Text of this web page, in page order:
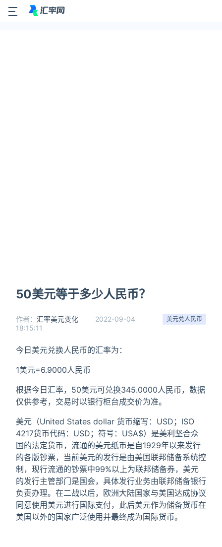
50美元等于多少人民币？
美元兑人民币
作者： 汇率美元变化
2022-09-04
18:15:11
今日美元兑换人民币的汇率为：
1美元=6.9000人民币
根据今日汇率，50美元可兑换345.0000人民币，数据
仅供参考，交易时以银行柜台成交价为准。
美元（United States dollar 货币缩写：USD；ISO
4217货币代码：USD；符号：USA$）是美利坚合众
国的法定货币，流通的美元纸币是自1929年以来发行
的各版钞票，当前美元的发行是由美国联邦储备系统控
制，现行流通的钞票中99%以上为联邦储备券，美元
的发行主管部门是国会，具体发行业务由联邦储备银行
负责办理。在二战以后，欧洲大陆国家与美国达成协议
同意使用美元进行国际支付，此后美元作为储备货币在
美国以外的国家广泛使用并最终成为国际货币。